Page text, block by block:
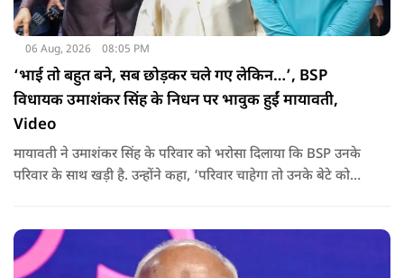
06 Aug, 2026 08:05 PM
‘भाई तो बहुत बने, सब छोड़कर चले गए लेकिन…’, BSP
विधायक उमाशंकर सिंह के निधन पर भावुक हुईं मायावती,
Video
मायावती ने उमाशंकर सिंह के परिवार को भरोसा दिलाया कि BSP उनके
परिवार के साथ खड़ी है. उन्होंने कहा, ‘परिवार चाहेगा तो उनके बेटे को